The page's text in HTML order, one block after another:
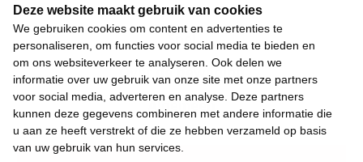
Deze website maakt gebruik van cookies
We gebruiken cookies om content en advertenties te
personaliseren, om functies voor social media te bieden en
om ons websiteverkeer te analyseren. Ook delen we
informatie over uw gebruik van onze site met onze partners
voor social media, adverteren en analyse. Deze partners
kunnen deze gegevens combineren met andere informatie die
u aan ze heeft verstrekt of die ze hebben verzameld op basis
van uw gebruik van hun services.
Snel
Over de beweging
Algemeen